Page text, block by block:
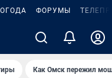
ФОРУМЫ
Как Омск пережил